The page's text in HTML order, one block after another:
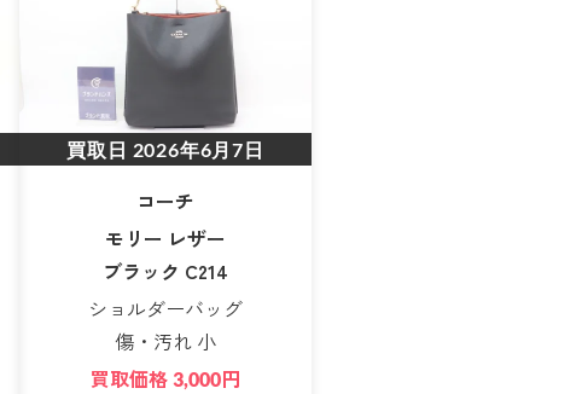
買取日 2026年6月7日
コーチ
モリー レザー
ブラック C214
ショルダーバッグ
傷・汚れ 小
買取価格 3,000円